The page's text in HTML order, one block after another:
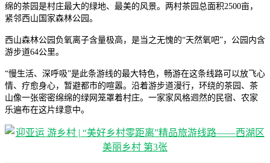
绵的茶园是村庄最大的绿地、最美的风景。两村茶园总面积2500亩，
紧邻西山国家森林公园。
西山森林公园负氧离子含量极高，是当之无愧的“天然氧吧”，公园内含
游步道64公里。
“慢生活、深呼吸”是此条游线的最大特色，畅游在这条线路可以放飞心
情、疗愈身心，暂避都市的喧嚣。沿着游步道漫行，环绕的茶园、茶
山像一张密密绵绵的绿网笼罩着村庄。一家家风格迥然的民宿、农家
乐遍布在这片绿意中。